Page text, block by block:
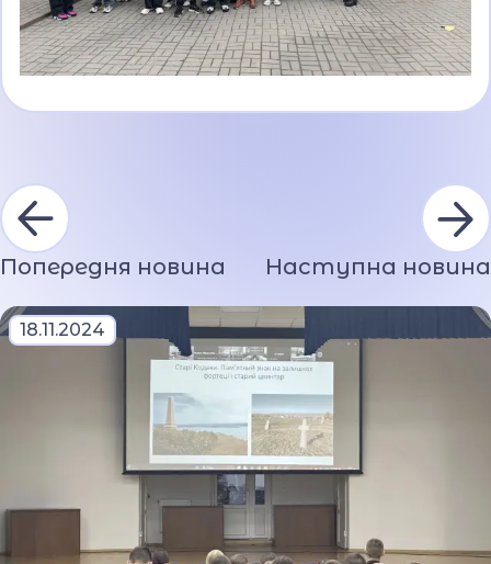
Попередня новина Наступна новина
18.11.2024